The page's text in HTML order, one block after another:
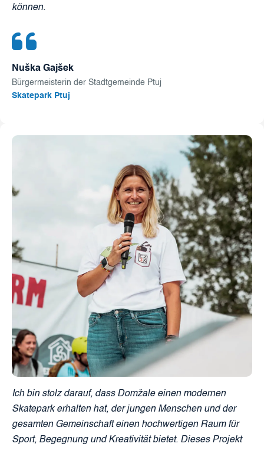
Nuška Gajšek
Bürgermeisterin der Stadtgemeinde Ptuj
Skatepark Ptuj
können.
Ich bin stolz darauf, dass Domžale einen modernen
Skatepark erhalten hat, der jungen Menschen und der
gesamten Gemeinschaft einen hochwertigen Raum für
Sport, Begegnung und Kreativität bietet. Dieses Projekt